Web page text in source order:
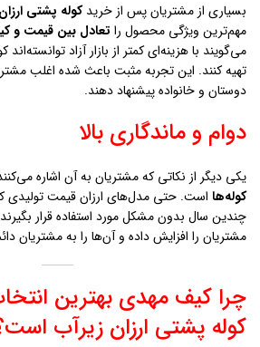
بسیاری از مشتریان پس از خریدکوله پشتی
مهم‌ترین ویژگی محصول را تعادل بین قیمت و
می‌گویند با هزینه‌ای کمتر از بازار آزاد
تهیه کنند. این تجربه مثبت باعث شده اغلب
دوستان و خانواده پیشنهاد دهند.
دوام و ماندگاری بالا
یکی دیگر از نکاتی که مشتریان به آن اشاره
کوله‌ها است. حتی مدل‌های ارزان قیمت تولیدی
چندین سال بدون مشکل مورد استفاده قرار
مشتریان را افزایش داده و آن‌ها را به مشتریان
چرا کیف مهدی بهترین
کوله پشتی ارزان زيرآب